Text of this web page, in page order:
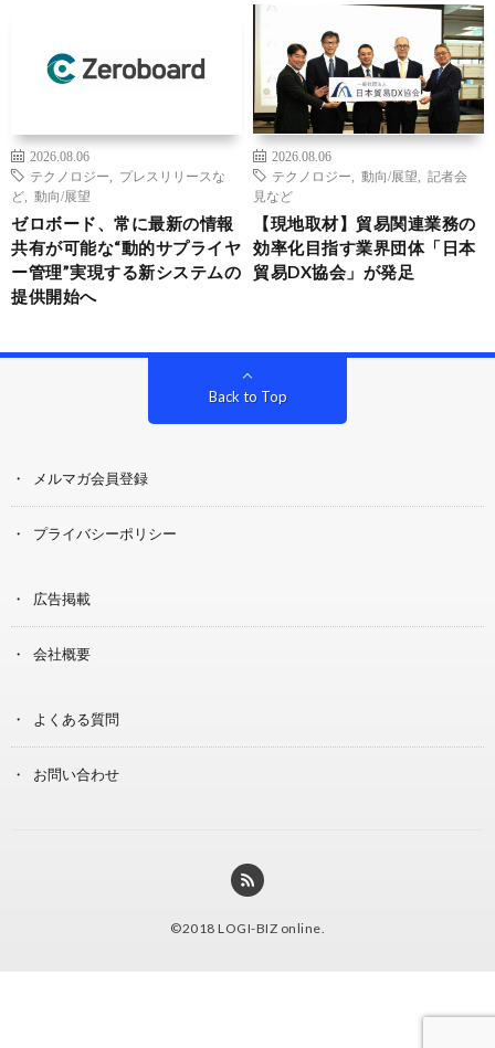
2026.08.06
テクノロジー
プレスリリースな
ど
動向/展望
ゼロボード、常に最新の情報
共有が可能な“動的サプライヤ
ー管理”実現する新システムの
提供開始へ
2026.08.06
テクノロジー
動向/展望
記者会
見など
【現地取材】貿易関連業務の
効率化目指す業界団体「日本
貿易DX協会」が発足
Back to Top
メルマガ会員登録
プライバシーポリシー
広告掲載
会社概要
よくある質問
お問い合わせ
©2018 LOGI-BIZ online